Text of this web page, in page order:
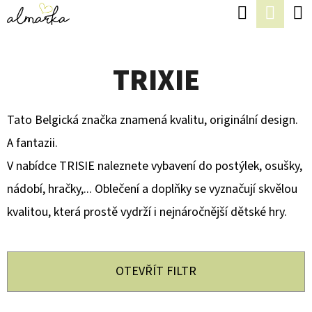
Přejít
Hledat
TRIXIE
Tato Belgická značka znamená kvalitu, originální design.
A fantazii.
V nabídce TRISIE naleznete vybavení do postýlek, osušky,
nádobí, hračky,... Oblečení a doplňky se vyznačují skvělou
kvalitou, která prostě vydrží i nejnáročnější dětské hry.
OTEVŘÍT FILTR
K
O
P
O
T
Ř
E
B
J